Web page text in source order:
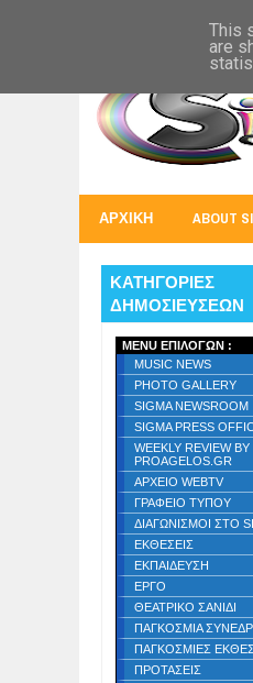
ΑΡΧΙΚΗ ABOUT
ΚΑΤΗΓΟΡΙΕΣ
ΔΗΜΟΣΙΕΥΣΕΩΝ
MENU ΕΠΙΛΟΓΩΝ :
MUSIC NEWS
PHOTO GALLERY
SIGMA NEWSROOM
SIGMA PRESS
WEEKLY REVIEW BY
PROAGELOS.GR
ΑΡΧΕΙΟ WEBTV
ΓΡΑΦΕΙΟ ΤΥΠΟΥ
ΔΙΑΓΩΝΙΣΜΟΙ ΣΤΟ
ΕΚΘΕΣΕΙΣ
ΕΚΠΑΙΔΕΥΣΗ
ΕΡΓΟ
ΘΕΑΤΡΙΚΟ ΣΑΝΙΔΙ
ΠΑΓΚΟΣΜΙΑ
ΠΑΓΚΟΣΜΙΕΣ
ΠΡΟΤΑΣΕΙΣ
This
are